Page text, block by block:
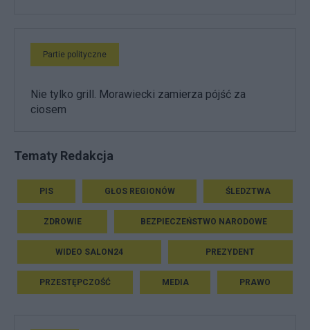
Partie polityczne
Nie tylko grill. Morawiecki zamierza pójść za
ciosem
Tematy Redakcja
PIS GŁOS REGIONÓW ŚLEDZTWA
ZDROWIE BEZPIECZEŃSTWO NARODOWE
WIDEO SALON24 PREZYDENT
PRZESTĘPCZOŚĆ MEDIA PRAWO